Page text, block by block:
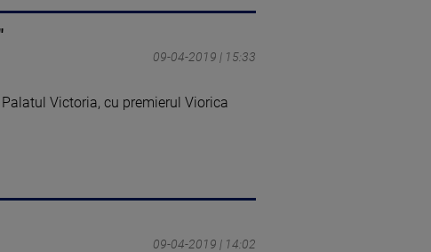
09-04-2019 | 15:33
Victoria, cu premierul Viorica
09-04-2019 | 14:02